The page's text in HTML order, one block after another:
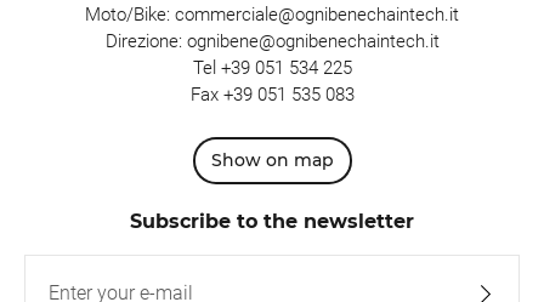
Moto/Bike: commerciale@ognibenechaintech.it
Direzione: ognibene@ognibenechaintech.it
Tel +39 051 534 225
Fax +39 051 535 083
Show on map
Subscribe to the newsletter